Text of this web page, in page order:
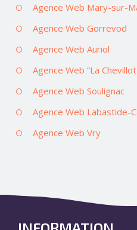
Agence Web Mary-sur-
Agence Web Gorrevod
Agence Web Auriol
Agence Web “La
Agence Web Soulignac
Agence Web Labastide-
Agence Web Vry